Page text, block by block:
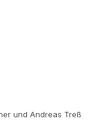
und Andreas Treß